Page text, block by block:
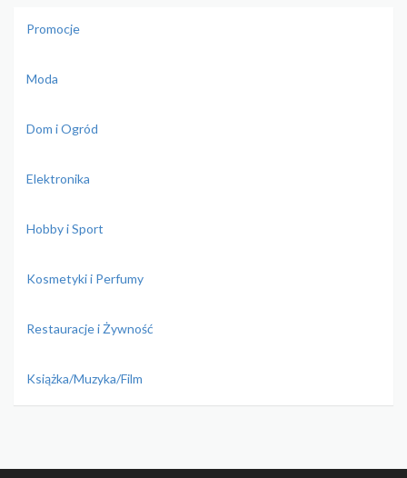
Promocje
Moda
Dom i Ogród
Elektronika
Hobby i Sport
Kosmetyki i Perfumy
Restauracje i Żywność
Książka/Muzyka/Film